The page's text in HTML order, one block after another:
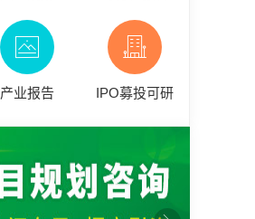
产业报告 IPO募投可研